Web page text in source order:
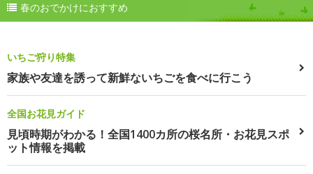
春のおでかけにおすすめ
いちご狩り特集
家族や友達を誘って新鮮ないちごを食べに行こう
全国お花見ガイド
見頃時期がわかる！全国1400カ所の桜名所・お花見スポ
ット情報を掲載